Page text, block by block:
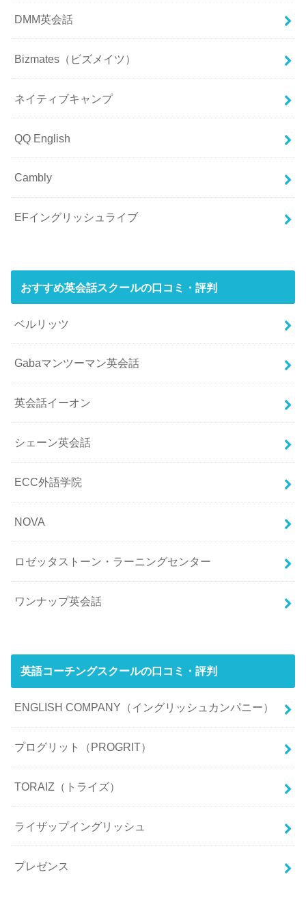
DMM英会話
Bizmates（ビズメイツ）
ネイティブキャンプ
QQ English
Cambly
EFイングリッシュライブ
おすすめ英会話スクールの口コミ・評判
ベルリッツ
Gabaマンツーマン英会話
英会話イーオン
シェーン英会話
ECC外語学院
NOVA
ロゼッタストーン・ラーニングセンター
ワンナップ英会話
英語コーチングスクールの口コミ・評判
ENGLISH COMPANY（イングリッシュカンパニー）
プログリット（PROGRIT）
TORAIZ（トライズ）
ライザップイングリッシュ
プレゼンス